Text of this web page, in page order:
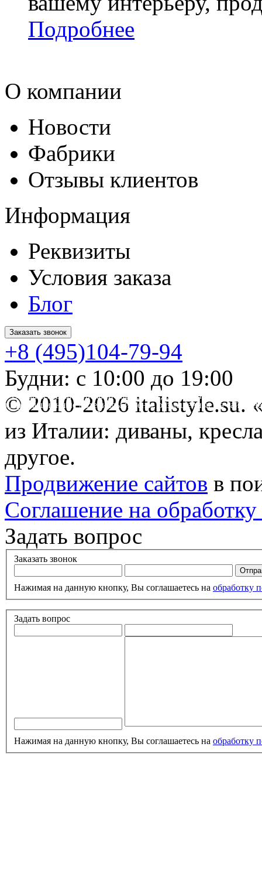
Подробнее
О компании
Новости
Фабрики
Отзывы клиентов
Информация
Реквизиты
Условия заказа
Блог
Заказать звонок
+8 (495)104-79-94
Будни: с 10:00 до 19:00
* Обращаем ваше внимание на то, что данный интернет-сайт
информационные материалы и цены, размещенные на сайте,
Гражданского кодекса РФ.
© 2010-2026 italistyle.su.
из Италии: диваны,
другое.
Продвижение сайтов в
Соглашение на
Задать вопрос
Заказать звонок
Нажимая на данную кнопку, Вы соглашаетесь на обработку
Задать вопрос
Нажимая на данную кнопку, Вы соглашаетесь на обработку